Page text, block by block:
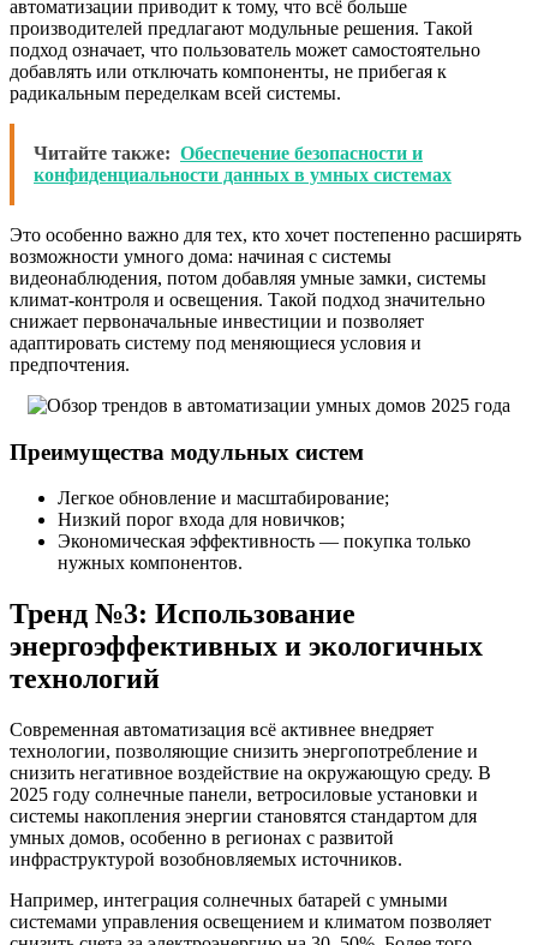
автоматизации приводит к тому, что всё больше
производителей предлагают модульные решения. Такой
подход означает, что пользователь может самостоятельно
добавлять или отключать компоненты, не прибегая к
радикальным переделкам всей системы.
Читайте также: Обеспечение безопасности и
конфиденциальности данных в умных системах
Это особенно важно для тех, кто хочет постепенно расширять
возможности умного дома: начиная с системы
видеонаблюдения, потом добавляя умные замки, системы
климат-контроля и освещения. Такой подход значительно
снижает первоначальные инвестиции и позволяет
адаптировать систему под меняющиеся условия и
предпочтения.
Преимущества модульных систем
Легкое обновление и масштабирование;
Низкий порог входа для новичков;
Экономическая эффективность — покупка только
нужных компонентов.
Тренд №3: Использование
энергоэффективных и экологичных
технологий
Современная автоматизация всё активнее внедряет
технологии, позволяющие снизить энергопотребление и
снизить негативное воздействие на окружающую среду. В
2025 году солнечные панели, ветросиловые установки и
системы накопления энергии становятся стандартом для
умных домов, особенно в регионах с развитой
инфраструктурой возобновляемых источников.
Например, интеграция солнечных батарей с умными
системами управления освещением и климатом позволяет